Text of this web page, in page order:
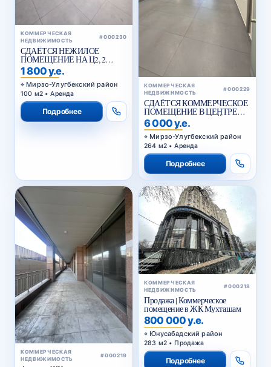
КОММЕРЧЕСКАЯ
НЕДВИЖИМОСТЬ
#000230
СДАЁТСЯ НЕЖИЛОЕ
ПОМЕЩЕНИЕ НА Ц2, 2
ЛИНИЯ ВДОЛЬ ДОРОГИ
1 800 у.е.
Мирзо-Улугбекский район
100 м2 • Аренда
Подробнее
КОММЕРЧЕСКАЯ
НЕДВИЖИМОСТЬ
#000229
СДАЁТСЯ КОММЕРЧЕСКОЕ
ПОМЕЩЕНИЕ В ЦЕНТРЕ
ГОРОДА НА ПЕРВОЙ
ЛИНИИ
6 000 у.е.
Мирзо-Улугбекский район
264 м2 • Аренда
Подробнее
КОММЕРЧЕСКАЯ
НЕДВИЖИМОСТЬ
#000219
КОММЕРЧЕСКАЯ
НЕДВИЖИМОСТЬ
#000218
Продажа | Коммерческое
помещение в ЖК Мухташам
800 000 у.е.
Юнусабадский район
283 м2 • Продажа
Подробнее